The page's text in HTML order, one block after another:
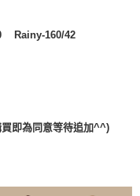
Rainy-160/42
即為同意等待追加^^)